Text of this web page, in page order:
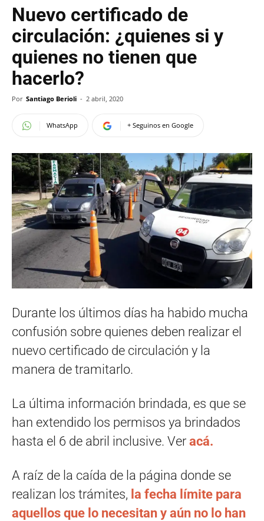
Nuevo certificado de
circulación: ¿quienes si y
quienes no tienen que
hacerlo?
Por Santiago Berioli - 2 abril, 2020
WhatsApp + Seguinos en Google
Durante los últimos días ha habido mucha
confusión sobre quienes deben realizar el
nuevo certificado de circulación y la
manera de tramitarlo.
La última información brindada, es que se
han extendido los permisos ya brindados
hasta el 6 de abril inclusive. Ver acá.
A raíz de la caída de la página donde se
realizan los trámites, la fecha límite para
aquellos que lo necesitan y aún no lo han